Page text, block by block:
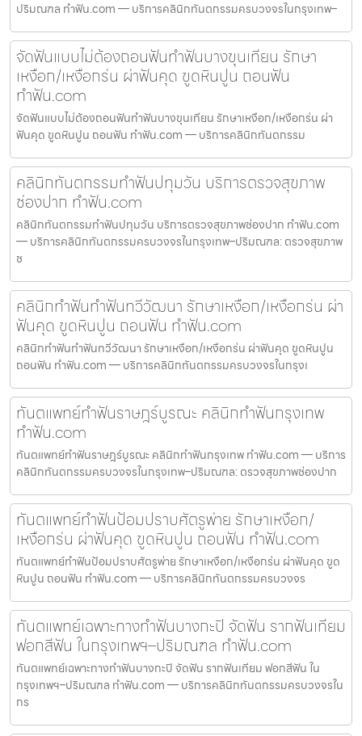
ปริมณฑล ทำฟัน.com — บริการคลินิกทันตกรรมครบวงจรในกรุงเทพ–
จัดฟันแบบไม่ต้องถอนฟันทำฟันบางขุนเทียน รักษา
เหงือก/เหงือกร่น ผ่าฟันคุด ขูดหินปูน ถอนฟัน
ทำฟัน.com
จัดฟันแบบไม่ต้องถอนฟันทำฟันบางขุนเทียน รักษาเหงือก/เหงือกร่น ผ่า
ฟันคุด ขูดหินปูน ถอนฟัน ทำฟัน.com — บริการคลินิกทันตกรรม
คลินิกทันตกรรมทำฟันปทุมวัน บริการตรวจสุขภาพ
ช่องปาก ทำฟัน.com
คลินิกทันตกรรมทำฟันปทุมวัน บริการตรวจสุขภาพช่องปาก ทำฟัน.com
— บริการคลินิกทันตกรรมครบวงจรในกรุงเทพ–ปริมณฑล: ตรวจสุขภาพ
ช
คลินิกทำฟันทำฟันทวีวัฒนา รักษาเหงือก/เหงือกร่น ผ่า
ฟันคุด ขูดหินปูน ถอนฟัน ทำฟัน.com
คลินิกทำฟันทำฟันทวีวัฒนา รักษาเหงือก/เหงือกร่น ผ่าฟันคุด ขูดหินปูน
ถอนฟัน ทำฟัน.com — บริการคลินิกทันตกรรมครบวงจรในกรุงเ
ทันตแพทย์ทำฟันราษฎร์บูรณะ คลินิกทำฟันกรุงเทพ
ทำฟัน.com
ทันตแพทย์ทำฟันราษฎร์บูรณะ คลินิกทำฟันกรุงเทพ ทำฟัน.com — บริการ
คลินิกทันตกรรมครบวงจรในกรุงเทพ–ปริมณฑล: ตรวจสุขภาพช่องปาก
ทันตแพทย์ทำฟันป้อมปราบศัตรูพ่าย รักษาเหงือก/
เหงือกร่น ผ่าฟันคุด ขูดหินปูน ถอนฟัน ทำฟัน.com
ทันตแพทย์ทำฟันป้อมปราบศัตรูพ่าย รักษาเหงือก/เหงือกร่น ผ่าฟันคุด ขูด
หินปูน ถอนฟัน ทำฟัน.com — บริการคลินิกทันตกรรมครบวงจร
ทันตแพทย์เฉพาะทางทำฟันบางกะปิ จัดฟัน รากฟันเทียม
ฟอกสีฟัน ในกรุงเทพฯ–ปริมณฑล ทำฟัน.com
ทันตแพทย์เฉพาะทางทำฟันบางกะปิ จัดฟัน รากฟันเทียม ฟอกสีฟัน ใน
กรุงเทพฯ–ปริมณฑล ทำฟัน.com — บริการคลินิกทันตกรรมครบวงจรใน
กร